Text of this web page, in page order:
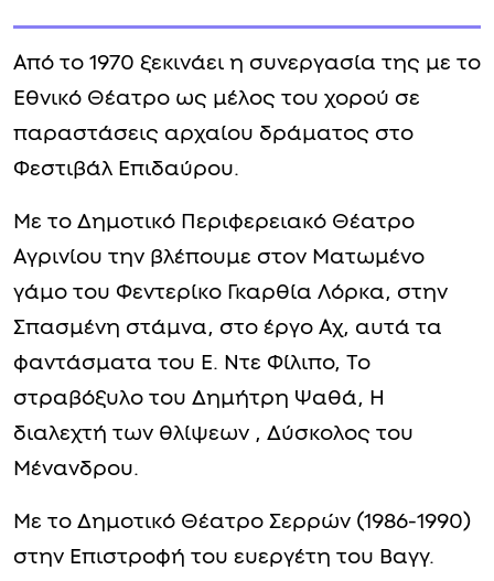
Από το 1970 ξεκινάει η συνεργασία της με το
Εθνικό Θέατρο ως μέλος του χορού σε
παραστάσεις αρχαίου δράματος στο
Φεστιβάλ Επιδαύρου.
Με το Δημοτικό Περιφερειακό Θέατρο
Αγρινίου την βλέπουμε στον Ματωμένο
γάμο του Φεντερίκο Γκαρθία Λόρκα, στην
Σπασμένη στάμνα, στο έργο Αχ, αυτά τα
φαντάσματα του Ε. Ντε Φίλιπο, Το
στραβόξυλο του Δημήτρη Ψαθά, Η
διαλεχτή των θλίψεων , Δύσκολος του
Μένανδρου.
Με το Δημοτικό Θέατρο Σερρών (1986-1990)
στην Επιστροφή του ευεργέτη του Βαγγ.